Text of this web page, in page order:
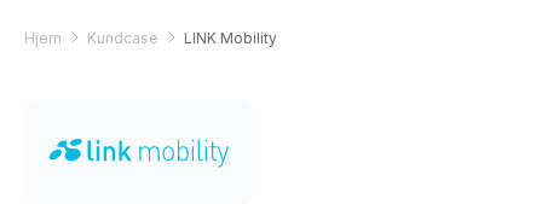
Hjem Kundcase LINK Mobility